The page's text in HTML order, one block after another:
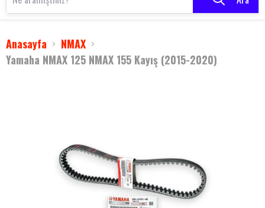
Anasayfa
NMAX
Yamaha NMAX 125 NMAX 155 Kayış (2015-2020)